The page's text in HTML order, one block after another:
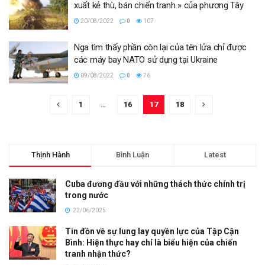
xuất kẻ thù, bán chiến tranh » của phương Tây
20/08/2022 0 107
Nga tìm thấy phần còn lại của tên lửa chỉ được
các máy bay NATO sử dụng tại Ukraine
09/08/2022 0 76
1 … 16 17 18
Thịnh Hành Bình Luận Latest
Cuba đương đầu với những thách thức chính trị
trong nước
22/06/2025
Tin đồn về sự lung lay quyền lực của Tập Cận
Bình: Hiện thực hay chỉ là biểu hiện của chiến
tranh nhận thức?